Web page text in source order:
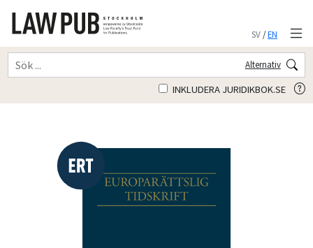
SV/EN
Alternativ
INKLUDERA JURIDIKBOK.SE